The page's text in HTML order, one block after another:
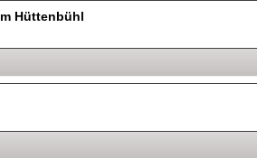
Hüttenbühl